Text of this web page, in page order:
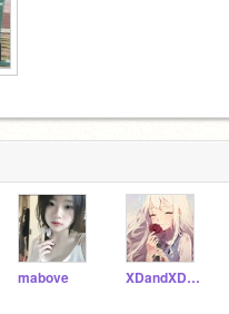
mabove XDandXDandXDagainXD